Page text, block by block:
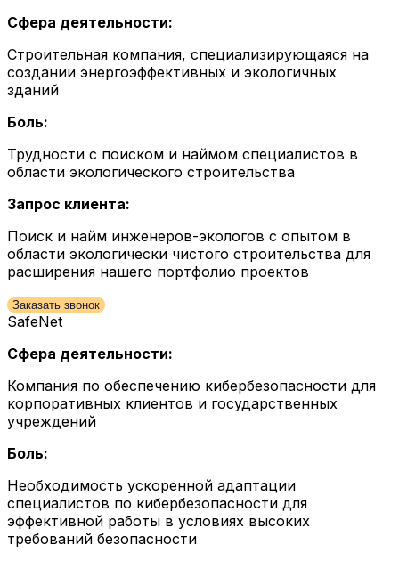
Сфера деятельности:
Строительная компания, специализирующаяся на
создании энергоэффективных и экологичных
зданий
Боль:
Трудности с поиском и наймом специалистов в
области экологического строительства
Запрос клиента:
Поиск и найм инженеров-экологов с опытом в
области экологически чистого строительства для
расширения нашего портфолио проектов
Заказать звонок
SafeNet
Сфера деятельности:
Компания по обеспечению кибербезопасности для
корпоративных клиентов и государственных
учреждений
Боль:
Необходимость ускоренной адаптации
специалистов по кибербезопасности для
эффективной работы в условиях высоких
требований безопасности